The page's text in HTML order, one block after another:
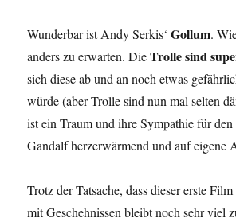
Wunderbar ist Andy Serkis‘Gollum.
anders zu erwarten. DieTrolle sind
sich diese ab und an noch etwas
würde (aber Trolle sind nun mal selten
ist ein Traum und ihre Sympathie für
Gandalf herzerwärmend und auf eigene
Trotz der Tatsache, dass dieser erste
mit Geschehnissen bleibt noch sehr viel